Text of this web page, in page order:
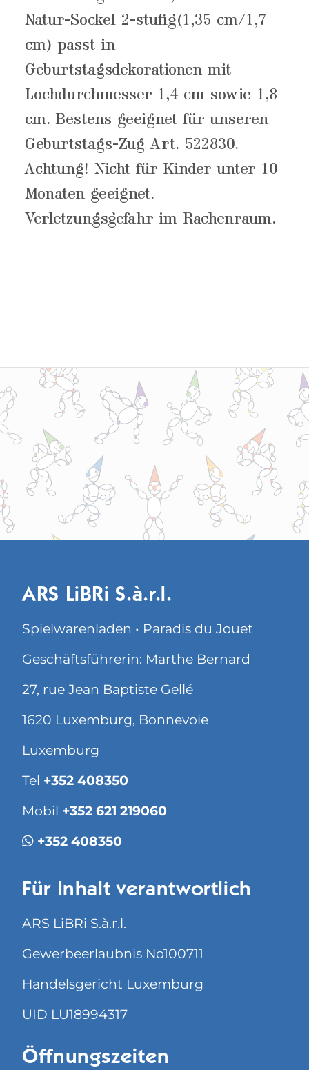
Natur-Sockel 2-stufig(1,35 cm/1,7
cm) passt in
Geburtstagsdekorationen mit
Lochdurchmesser 1,4 cm sowie 1,8
cm. Bestens geeignet für unseren
Geburtstags-Zug Art. 522830.
Achtung! Nicht für Kinder unter 10
Monaten geeignet.
Verletzungsgefahr im Rachenraum.
ARS LiBRi S.à.r.l.
Spielwarenladen • Paradis du Jouet
Geschäftsführerin: Marthe Bernard
27, rue Jean Baptiste Gellé
1620 Luxemburg, Bonnevoie
Luxemburg
Tel +352 408350
Mobil +352 621 219060
+352 408350
Für Inhalt verantwortlich
ARS LiBRi S.à.r.l.
Gewerbeerlaubnis No100711
Handelsgericht Luxemburg
UID LU18994317
Öffnungszeiten